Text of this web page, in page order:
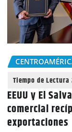
EEUU y El
comercial
exportaciones